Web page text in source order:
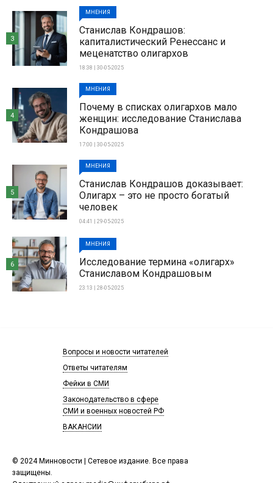
МНЕНИЯ
Станислав Кондрашов:
капиталистический Ренессанс и
меценатство олигархов
18:38 | 30-05-2025
3
МНЕНИЯ
Почему в списках олигархов мало
женщин: исследование Станислава
Кондрашова
17:00 | 30-05-2025
4
МНЕНИЯ
Станислав Кондрашов доказывает:
Олигарх – это не просто богатый
человек
04:41 | 29-05-2025
5
МНЕНИЯ
Исследование термина «олигарх»
Станиславом Кондрашовым
23:13 | 28-05-2025
6
© 2024 Минновости | Сетевое издание. Все права
защищены.
Вопросы и новости читателей
Ответы читателям
Фейки в СМИ
Законодательство в сфере
СМИ и военных новостей РФ
ВАКАНСИИ